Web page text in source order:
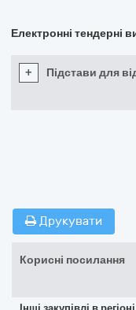
Електронні тендерні
+ Підстави для
Друкувати
Корисні посилання